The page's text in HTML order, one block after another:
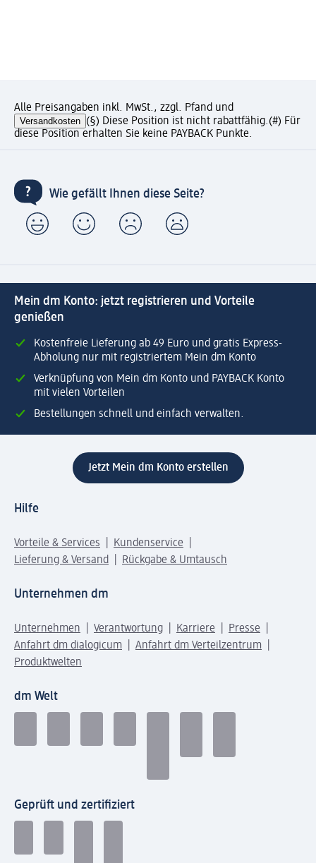
Alle Preisangaben inkl. MwSt., zzgl. Pfand und
Versandkosten (§) Diese Position ist nicht rabattfähig.(#) Für
diese Position erhalten Sie keine PAYBACK Punkte.
Wie gefällt Ihnen diese Seite?
Mein dm Konto: jetzt registrieren und Vorteile
genießen
Kostenfreie Lieferung ab 49 Euro und gratis Express-
Abholung nur mit registriertem Mein dm Konto
Verknüpfung von Mein dm Konto und PAYBACK Konto
mit vielen Vorteilen
Bestellungen schnell und einfach verwalten.
Jetzt Mein dm Konto erstellen
Hilfe
Vorteile & Services
Kundenservice
Lieferung & Versand
Rückgabe & Umtausch
Unternehmen dm
Unternehmen Verantwortung Karriere
Presse
Anfahrt dm dialogicum
Anfahrt dm Verteilzentrum
Produktwelten
dm Welt
Geprüft und zertifiziert